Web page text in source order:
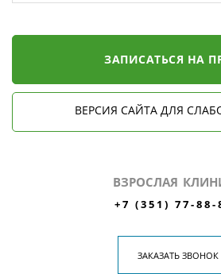
ЗАПИСАТЬСЯ НА
ВЕРСИЯ САЙТА ДЛЯ
ВЗРОСЛАЯ
+7 (351) 77-88-
ЗАКАЗАТЬ ЗВОНОК